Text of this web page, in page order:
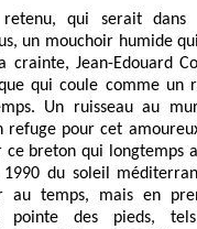
qui serait
un mouchoir humide
Jean-Edouard
qui coule comme un
Un ruisseau au
refuge pour cet
ce breton qui longtemps
du soleil
au temps, mais en
pointe des pieds,